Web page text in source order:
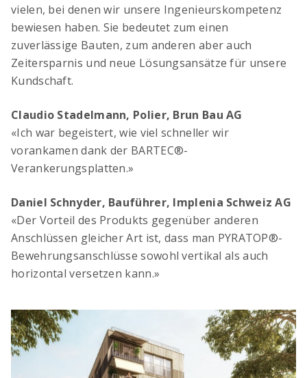
vielen, bei denen wir unsere Ingenieurskompetenz
bewiesen haben. Sie bedeutet zum einen
zuverlässige Bauten, zum anderen aber auch
Zeitersparnis und neue Lösungsansätze für unsere
Kundschaft.
Claudio Stadelmann, Polier, Brun Bau AG
«Ich war begeistert, wie viel schneller wir
vorankamen dank der BARTEC®-
Verankerungsplatten.»
Daniel Schnyder, Bauführer, Implenia Schweiz AG
«Der Vorteil des Produkts gegenüber anderen
Anschlüssen gleicher Art ist, dass man PYRATOP®-
Bewehrungsanschlüsse sowohl vertikal als auch
horizontal versetzen kann.»